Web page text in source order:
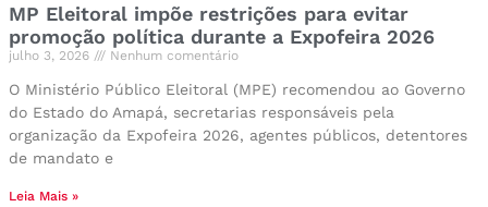
MP Eleitoral impõe restrições para evitar
promoção política durante a Expofeira 2026
julho 3, 2026 Nenhum comentário
O Ministério Público Eleitoral (MPE) recomendou ao Governo
do Estado do Amapá, secretarias responsáveis pela
organização da Expofeira 2026, agentes públicos, detentores
de mandato e
Leia Mais »